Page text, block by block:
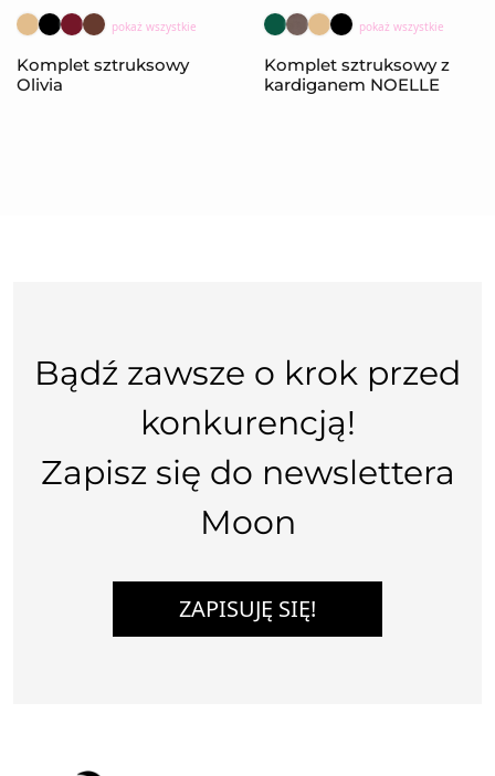
pokaż wszystkie
Komplet sztruksowy
Olivia
pokaż wszystkie
Komplet sztruksowy z
kardiganem NOELLE
Bądź zawsze o krok przed
konkurencją!
Zapisz się do newslettera
Moon
ZAPISUJĘ SIĘ!